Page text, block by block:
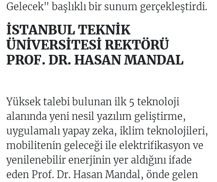
Gelecek" başlıklı bir sunum gerçekleştirdi.
İSTANBUL TEKNİK
ÜNİVERSİTESİ REKTÖRÜ
PROF. DR. HASAN MANDAL
Yüksek talebi bulunan ilk 5 teknoloji
alanında yeni nesil yazılım geliştirme,
uygulamalı yapay zeka, iklim teknolojileri,
mobilitenin geleceği ile elektrifikasyon ve
yenilenebilir enerjinin yer aldığını ifade
eden Prof. Dr. Hasan Mandal, önde gelen